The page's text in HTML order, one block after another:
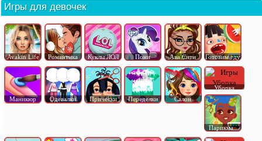
Игры для девочек
Avakin Life Романтика Куклы ЛОЛ Пони Ава Сити Готовим еду
Маникюр Одевалки Прически Переделки Салон
Уборка
Парикма..